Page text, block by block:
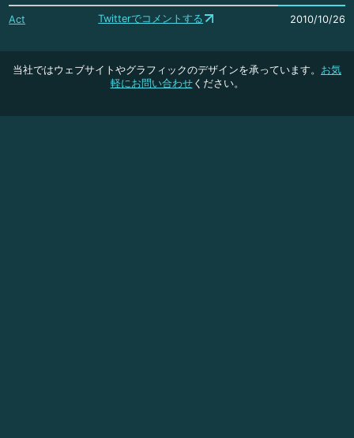
Act Twitterでコメントする 2010/10/26
当社ではウェブサイトやグラフィックのデザインを承っています。 お気
軽にお問い合わせください。